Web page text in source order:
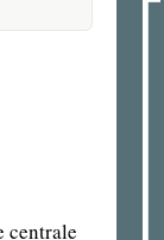
centrale